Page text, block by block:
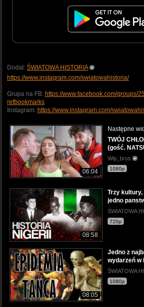
Dodał: ŚWIATOWA HISTORIA
https://www.instagram.com/swiatowahistoria/
Grupa na FB: https://www.facebook.com/groups/
refbookmarks
Instagram: https://www.instagram.com/
06:04
Następne
TWÓJ
(gość.
Wip_bros
1080p
08:58
Trzy
jedno
ŚWIATOWA
720p
08:05
Jedno z
wydarzeń w
ŚWIATOWA
1080p